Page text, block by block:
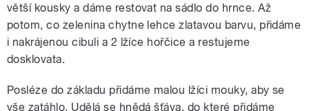
větší kousky a dáme restovat na sádlo do hrnce. Až
potom, co zelenina chytne lehce zlatavou barvu, přidáme
i nakrájenou cibuli a 2 lžíce hořčice a restujeme
dosklovata.
Posléze do základu přidáme malou lžíci mouky, aby se
vše zatáhlo. Udělá se hnědá šťáva, do které přidáme